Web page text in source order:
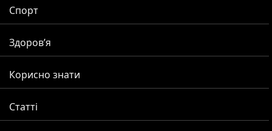
Спорт
Здоров’я
Корисно знати
Статті